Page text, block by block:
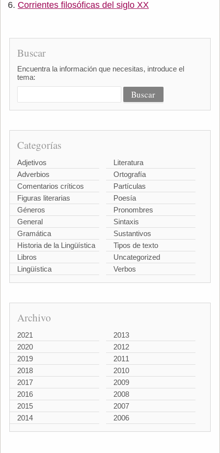
Corrientes filosóficas del siglo XX
Buscar
Encuentra la información que necesitas, introduce el
tema:
Categorías
Adjetivos
Adverbios
Comentarios críticos
Figuras literarias
Géneros
General
Gramática
Historia de la Lingüística
Libros
Lingüística
Literatura
Ortografía
Partículas
Poesía
Pronombres
Sintaxis
Sustantivos
Tipos de texto
Uncategorized
Verbos
Archivo
2021
2020
2019
2018
2017
2016
2015
2014
2013
2012
2011
2010
2009
2008
2007
2006